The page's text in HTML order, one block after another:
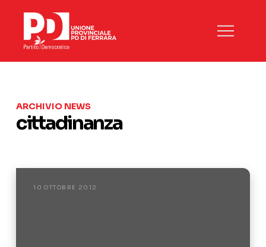
ARCHIVIO NEWS
cittadinanza
10 OTTOBRE 2012